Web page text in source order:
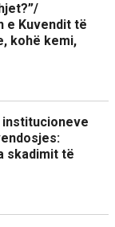
e Kuvendit të
kohë kemi,
skadimit të